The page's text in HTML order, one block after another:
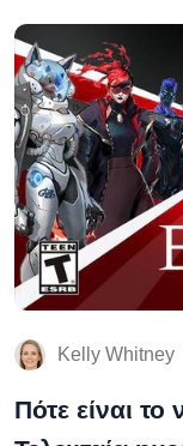
Kelly Whitney
Πότε είναι
Τελευταία